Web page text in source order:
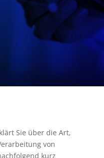
Sie über die Art,
von
kurz